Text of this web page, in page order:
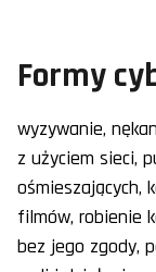
Formy
wyzywanie,
z użyciem sieci,
ośmieszających,
filmów, robienie
bez jego zgody,